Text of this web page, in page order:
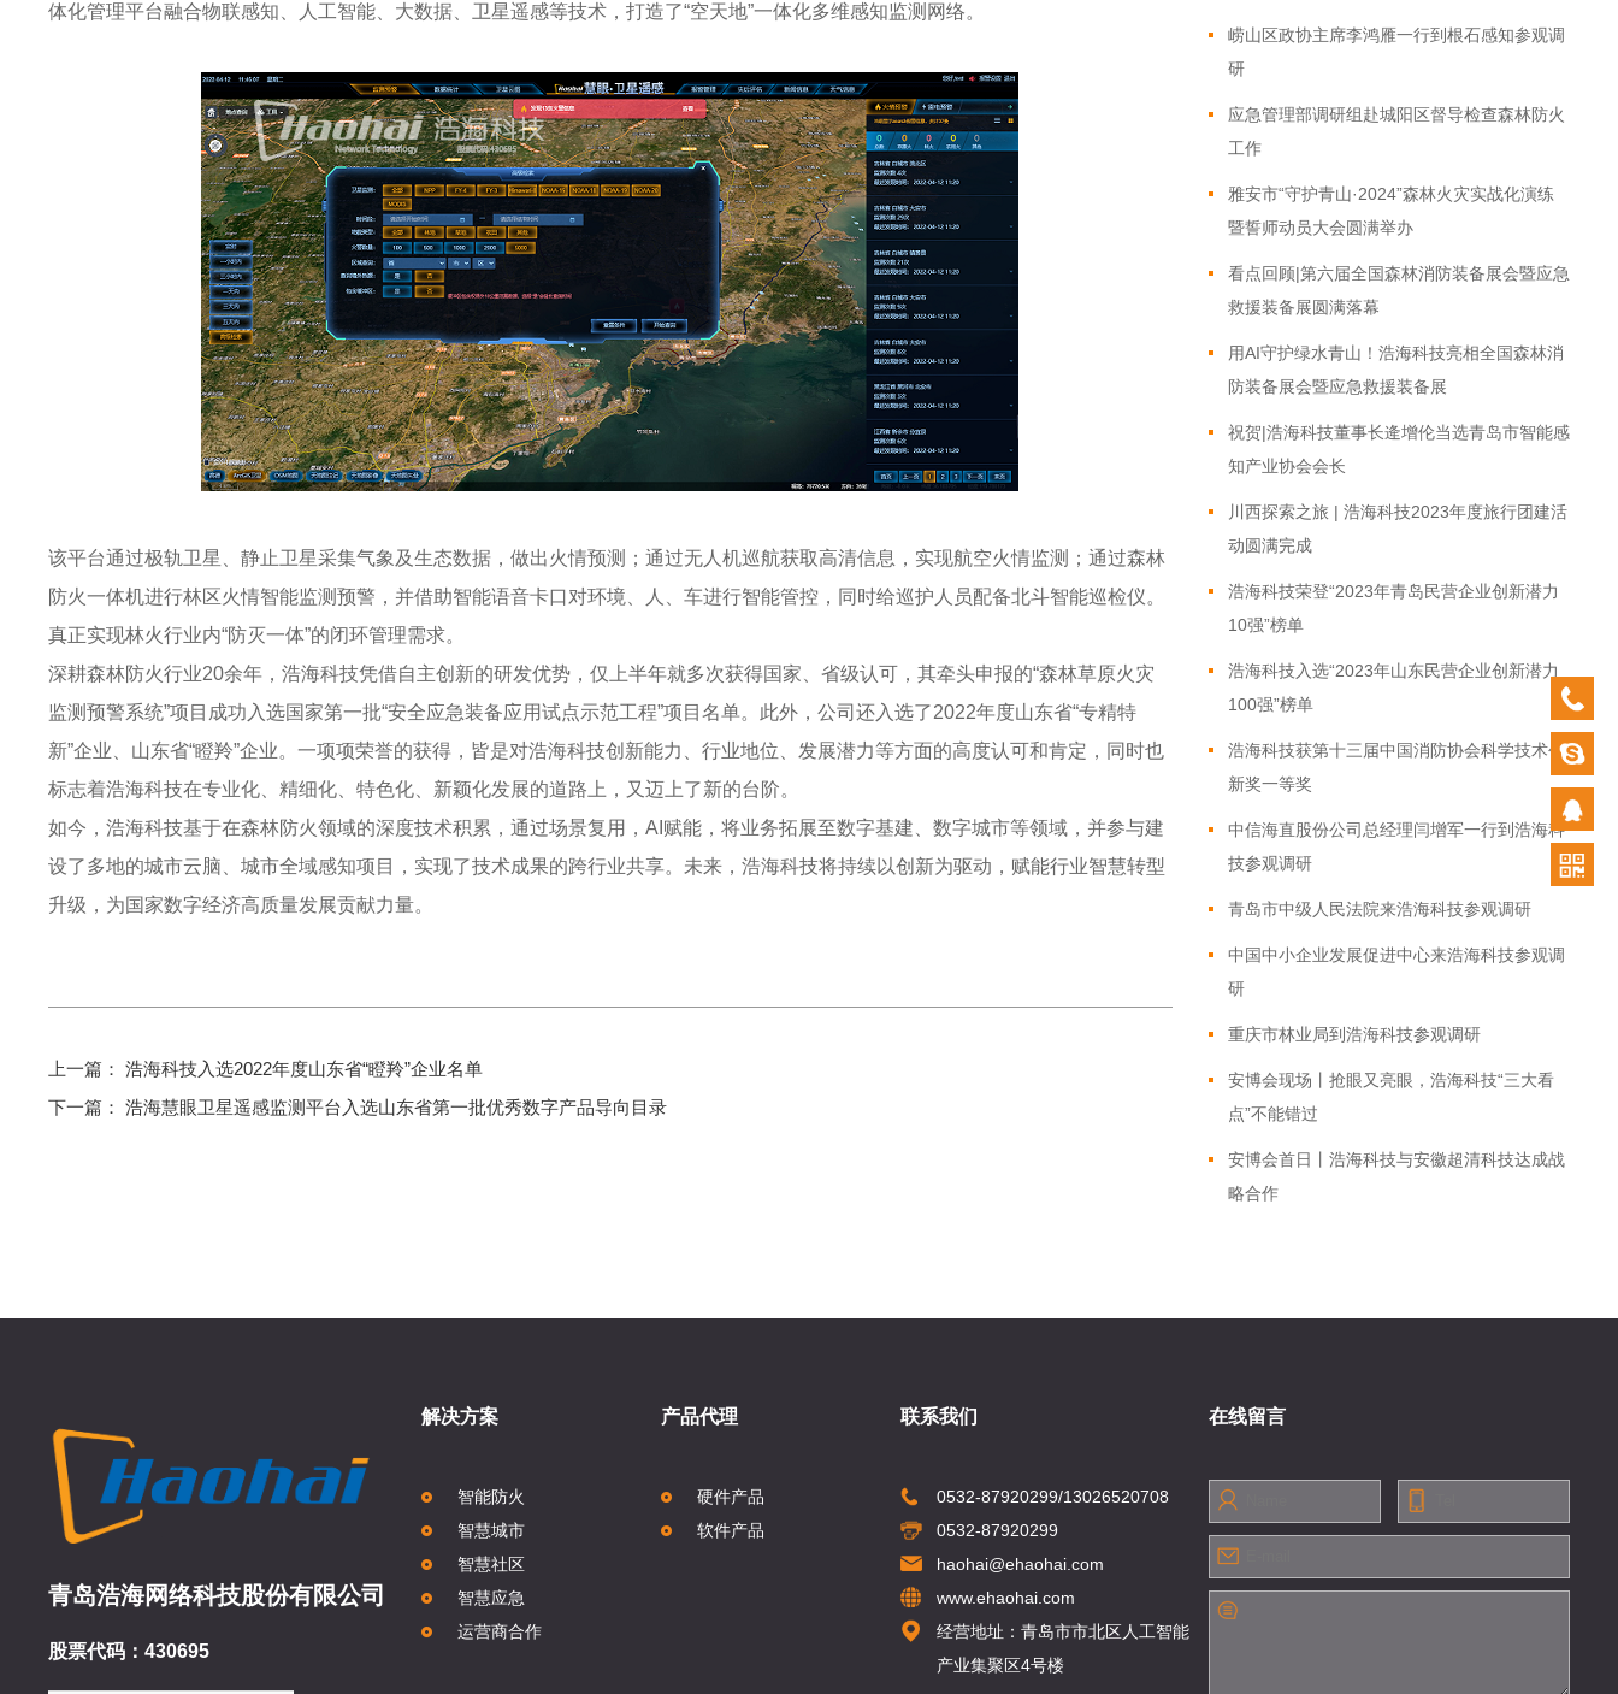
体化管理平台融合物联感知、人工智能、大数据、卫星遥感等技术，打造了“空天地”一体化多维感知监测网络。
该平台通过极轨卫星、静止卫星采集气象及生态数据，做出火情预测；通过无人机巡航获取高清信息，实现航空火情监测；通过森林
防火一体机进行林区火情智能监测预警，并借助智能语音卡口对环境、人、车进行智能管控，同时给巡护人员配备北斗智能巡检仪。
真正实现林火行业内“防灭一体”的闭环管理需求。
深耕森林防火行业20余年，浩海科技凭借自主创新的研发优势，仅上半年就多次获得国家、省级认可，其牵头申报的“森林草原火灾
监测预警系统”项目成功入选国家第一批“安全应急装备应用试点示范工程”项目名单。此外，公司还入选了2022年度山东省“专精特
新”企业、山东省“瞪羚”企业。一项项荣誉的获得，皆是对浩海科技创新能力、行业地位、发展潜力等方面的高度认可和肯定，同时也
标志着浩海科技在专业化、精细化、特色化、新颖化发展的道路上，又迈上了新的台阶。
如今，浩海科技基于在森林防火领域的深度技术积累，通过场景复用，AI赋能，将业务拓展至数字基建、数字城市等领域，并参与建
设了多地的城市云脑、城市全域感知项目，实现了技术成果的跨行业共享。未来，浩海科技将持续以创新为驱动，赋能行业智慧转型
升级，为国家数字经济高质量发展贡献力量。
上一篇：浩海科技入选2022年度山东省“瞪羚”企业名单
下一篇：浩海慧眼卫星遥感监测平台入选山东省第一批优秀数字产品导向目录
崂山区政协主席李鸿雁一行到根石感知参观调
研
应急管理部调研组赴城阳区督导检查森林防火
工作
​雅安市“守护青山·2024”森林火灾实战化演练
暨誓师动员大会圆满举办
看点回顾|第六届全国森林消防装备展会暨应急
救援装备展圆满落幕
用AI守护绿水青山！浩海科技亮相全国森林消
防装备展会暨应急救援装备展
祝贺|浩海科技董事长逄增伦当选青岛市智能感
知产业协会会长
川西探索之旅 | 浩海科技2023年度旅行团建活
动圆满完成
浩海科技荣登“2023年青岛民营企业创新潜力
10强”榜单
浩海科技入选“2023年山东民营企业创新潜力
100强”榜单
浩海科技获第十三届中国消防协会科学技术创
新奖一等奖
中信海直股份公司总经理闫增军一行到浩海科
技参观调研
青岛市中级人民法院来浩海科技参观调研
中国中小企业发展促进中心来浩海科技参观调
研
重庆市林业局到浩海科技参观调研
安博会现场丨抢眼又亮眼，浩海科技“三大看
点”不能错过
安博会首日丨浩海科技与安徽超清科技达成战
略合作
青岛浩海网络科技股份有限公司
股票代码：430695
解决方案
智能防火
智慧城市
智慧社区
智慧应急
运营商合作
产品代理
硬件产品
软件产品
联系我们
0532-87920299/13026520708
0532-87920299
haohai@ehaohai.com
www.ehaohai.com
经营地址：青岛市市北区人工智能
产业集聚区4号楼
在线留言
0532-